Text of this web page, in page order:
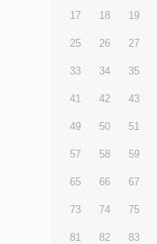
17 18 19
25 26 27
33 34 35
41 42 43
49 50 51
57 58 59
65 66 67
73 74 75
81 82 83